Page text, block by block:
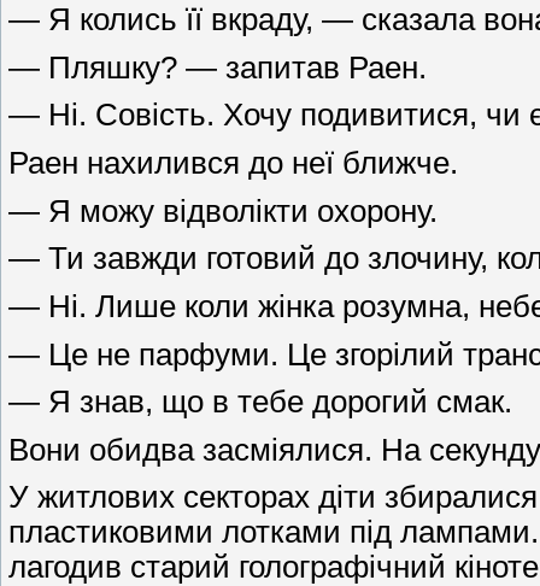
— Я колись її вкраду, — сказала
— Пляшку? — запитав Раен.
— Ні. Совість. Хочу подивитися, чи
Раен нахилився до неї ближче.
— Я можу відволікти охорону.
— Ти завжди готовий до злочину,
— Ні. Лише коли жінка розумна,
— Це не парфуми. Це згорілий
— Я знав, що в тебе дорогий смак.
Вони обидва засміялися. На
У житлових секторах діти
пластиковими лотками під лампами.
лагодив старий голографічний